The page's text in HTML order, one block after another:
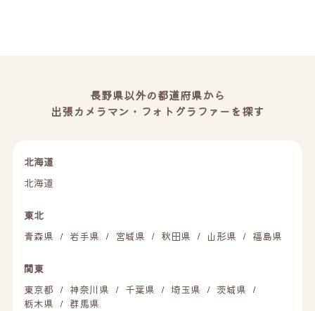
長野県以外の都道府県から
出張カメラマン・フォトグラファーを探す
北海道
北海道
東北
青森県
/ 岩手県 / 宮城県 / 秋田県 / 山形県 / 福島県
関東
東京都
/ 神奈川県 / 千葉県 / 埼玉県 / 茨城県 /
栃木県 / 群馬県